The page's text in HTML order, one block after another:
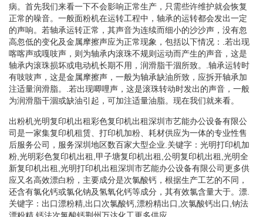
病。首先我们来看一下不会影响正常生产，只需些许维护就会恢复
正常的噪音。一般面粉机在运转工程中，轴承的运转都会发出一定
的声响。若轴承运转正常，其声音为连续而细小的沙沙声，没有忽
高忽低的变化及金属摩擦声应为正常现象，包括以下情况：.若出现
喀喀声或嘎吱声，则为轴承内滚珠不规则运动而产生的声音，这是
轴承内滚珠损坏或电动机长期不用，润滑脂干涸所致。.轴承运转时
有吱吱声，这是金属摩擦声，一般为轴承缺油所致，应拆开轴承加
注适量润滑脂。.若出现唧哩声，这是滚珠转动时发出的声音，一般
为润滑脂干涸或缺油引起，可加注适量油脂。现在我们就来看。
出粉机光明复印机出租彩色复印机出租深圳市艺能办公设备有限公
司是一家集复印机租赁、打印机加粉、耗材供应为一体的专业性售
后服务公司，服务深圳地区数百家大型企业.关键字：光明打印机加
粉,光明彩色复印机出租,甲子塘复印机出租,公明复印机出租,光明全
新复印机出租,光明打印机出租深圳市艺能办公设备有限公司更多供
应又名高效漂白粉，主要成分是次氯酸钙，根据生产工艺的不同，
还含有氯化钙或氯化钠及氢氧化钙等成分，其有效氯含量大于。漂.
关键字：出口漂粉精,出口次氯酸钙,漂粉精出口,次氯酸钙出口,钠法